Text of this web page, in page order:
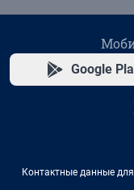
Google
Контактные данные